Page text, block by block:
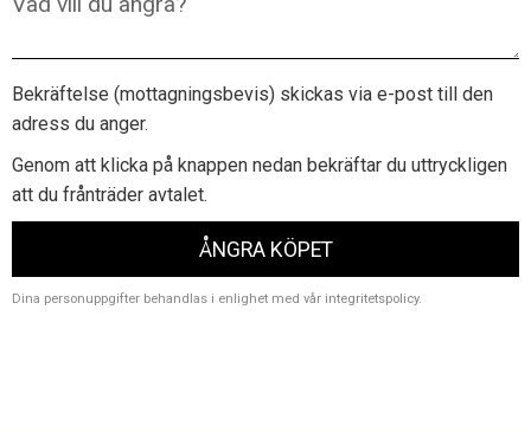
Bekräftelse (mottagningsbevis) skickas via e-post till den
adress du anger.
Genom att klicka på knappen nedan bekräftar du uttryckligen
att du frånträder avtalet.
ÅNGRA KÖPET
Dina personuppgifter behandlas i enlighet med vår integritetspolicy.